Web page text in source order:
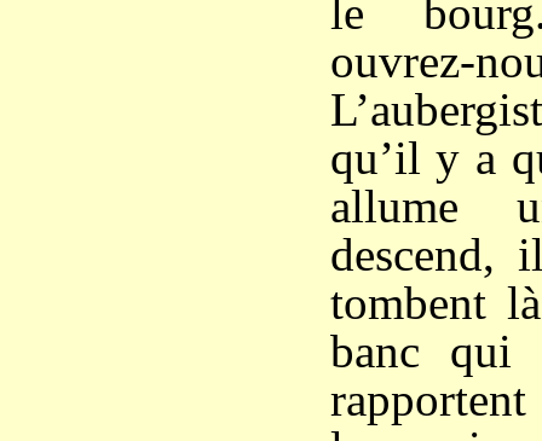
le
qu’il y a
allume
descend,
tombent
banc